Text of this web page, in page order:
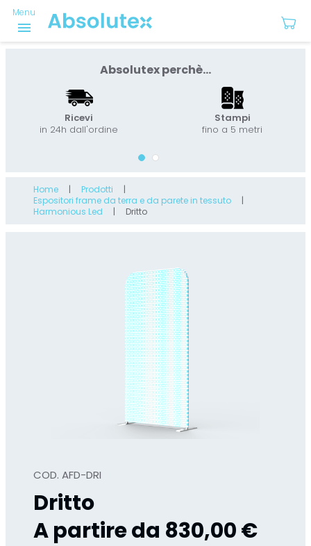
Menu
menu
Absolutex perchè...
Ricevi
in 24h dall'ordine
Stampi
fino a 5 metri
Home
Prodotti
Espositori frame da terra e da parete in tessuto
Harmonious Led
Dritto
COD. AFD-DRI
Dritto
A partire da 830,00 €